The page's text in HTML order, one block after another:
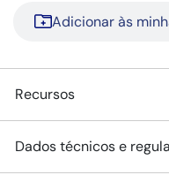
Adicionar às
Recursos
Dados técnicos e